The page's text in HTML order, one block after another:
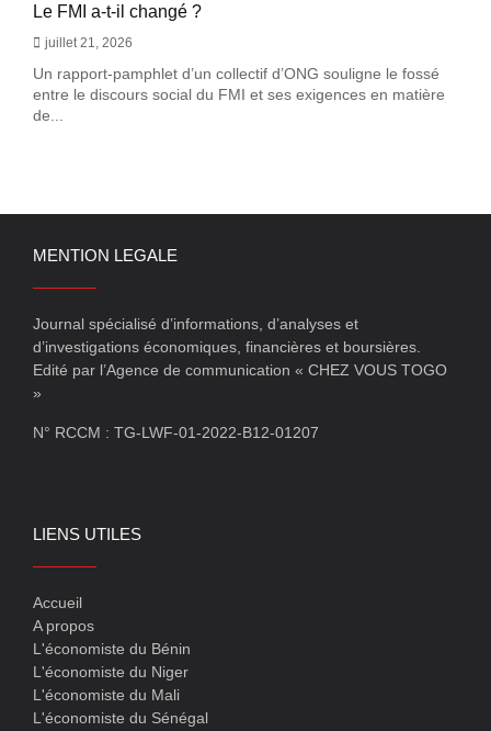
Le FMI a-t-il changé ?
juillet 21, 2026
Un rapport-pamphlet d’un collectif d’ONG souligne le fossé
entre le discours social du FMI et ses exigences en matière
de...
MENTION LEGALE
Journal spécialisé d’informations, d’analyses et
d’investigations économiques, financières et boursières.
Edité par l’Agence de communication « CHEZ VOUS TOGO
»
N° RCCM : TG-LWF-01-2022-B12-01207
LIENS UTILES
Accueil
A propos
L'économiste du Bénin
L'économiste du Niger
L'économiste du Mali
L'économiste du Sénégal